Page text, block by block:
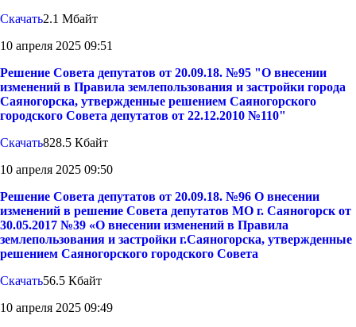
Скачать2.1 Мбайт
10 апреля 2025 09:51
Решение Совета депутатов от 20.09.18. №95 "О внесении
изменений в Правила землепользования и застройки города
Саяногорска, утвержденные решением Саяногорского
городского Совета депутатов от 22.12.2010 №110"
Скачать828.5 Кбайт
10 апреля 2025 09:50
Решение Совета депутатов от 20.09.18. №96 О внесении
изменений в решение Совета депутатов МО г. Саяногорск от
30.05.2017 №39 «О внесении изменений в Правила
землепользования и застройки г.Саяногорска, утвержденные
решением Саяногорского городского Совета
Скачать56.5 Кбайт
10 апреля 2025 09:49